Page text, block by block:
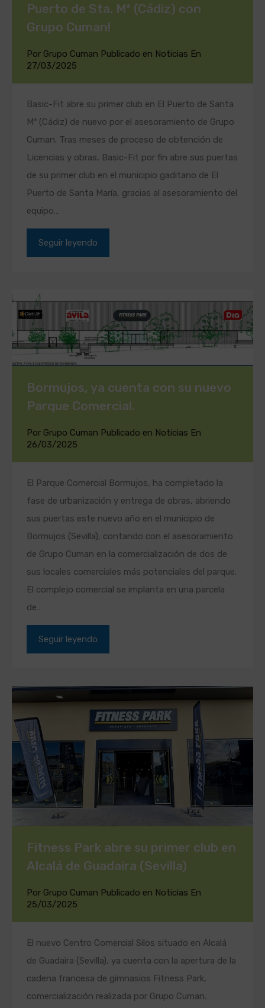
Puerto de Sta. Mª (Cádiz) con
Grupo Cuman!
Por Grupo Cuman Publicado en Noticias En
27/03/2025
Basic-Fit abre su primer club en El Puerto de Santa
Mª (Cádiz) de nuevo por el asesoramiento de Grupo
Cuman. Tras meses de proceso de obtención de
Licencias y obras, Basic-Fit por fin abre sus puertas
de su primer club en el municipio gaditano de El
Puerto de Santa María, gracias al asesoramiento del
equipo…
Seguir leyendo
Bormujos, ya cuenta con su nuevo
Parque Comercial.
Por Grupo Cuman Publicado en Noticias En
26/03/2025
El Parque Comercial Bormujos, ha completado la
fase de urbanización y entrega de obras, abriendo
sus puertas este nuevo año en el municipio de
Bormujos (Sevilla), contando con el asesoramiento
de Grupo Cuman en la comercialización de dos de
sus locales comerciales más potenciales del parque.
El complejo comercial se implanta en una parcela
de…
Seguir leyendo
Fitness Park abre su primer club en
Alcalá de Guadaira (Sevilla)
Por Grupo Cuman Publicado en Noticias En
25/03/2025
El nuevo Centro Comercial Silos situado en Alcalá
de Guadaira (Sevilla), ya cuenta con la apertura de la
cadena francesa de gimnasios Fitness Park,
comercialización realizada por Grupo Cuman.